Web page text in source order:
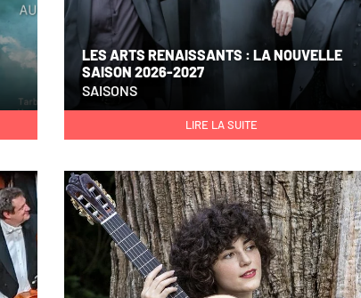
LES ARTS RENAISSANTS : LA NOUVELLE
SAISON 2026-2027
SAISONS
LIRE LA SUITE